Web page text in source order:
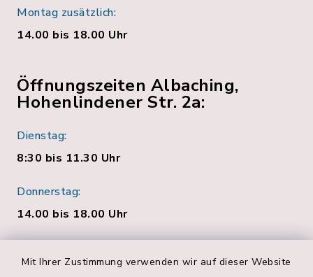
Mit Ihrer Zustimmung verwenden wir auf dieser Website
Montag zusätzlich:
14.00 bis 18.00 Uhr
Öffnungszeiten Albaching,
Hohenlindener Str. 2a:
Dienstag:
8:30 bis 11.30 Uhr
Donnerstag:
14.00 bis 18.00 Uhr
Quicklinks